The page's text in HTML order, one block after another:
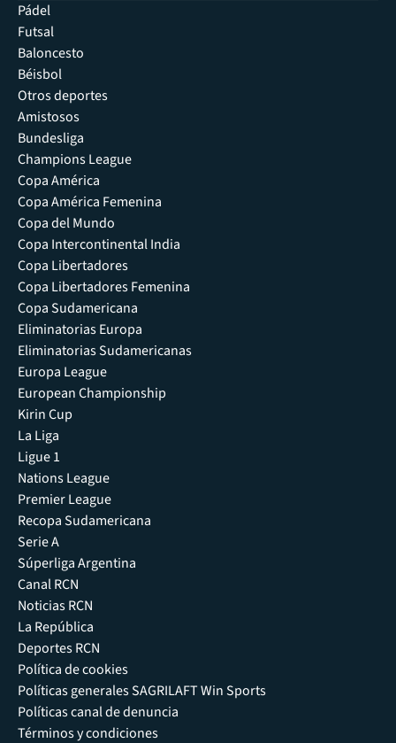
Pádel
Futsal
Baloncesto
Béisbol
Otros deportes
Amistosos
Bundesliga
Champions League
Copa América
Copa América Femenina
Copa del Mundo
Copa Intercontinental India
Copa Libertadores
Copa Libertadores Femenina
Copa Sudamericana
Eliminatorias Europa
Eliminatorias Sudamericanas
Europa League
European Championship
Kirin Cup
La Liga
Ligue 1
Nations League
Premier League
Recopa Sudamericana
Serie A
Súperliga Argentina
Canal RCN
Noticias RCN
La República
Deportes RCN
Política de cookies
Políticas generales SAGRILAFT Win Sports
Políticas canal de denuncia
Términos y condiciones